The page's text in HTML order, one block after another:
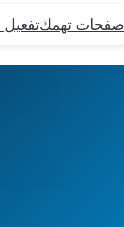
صفحات تهمك